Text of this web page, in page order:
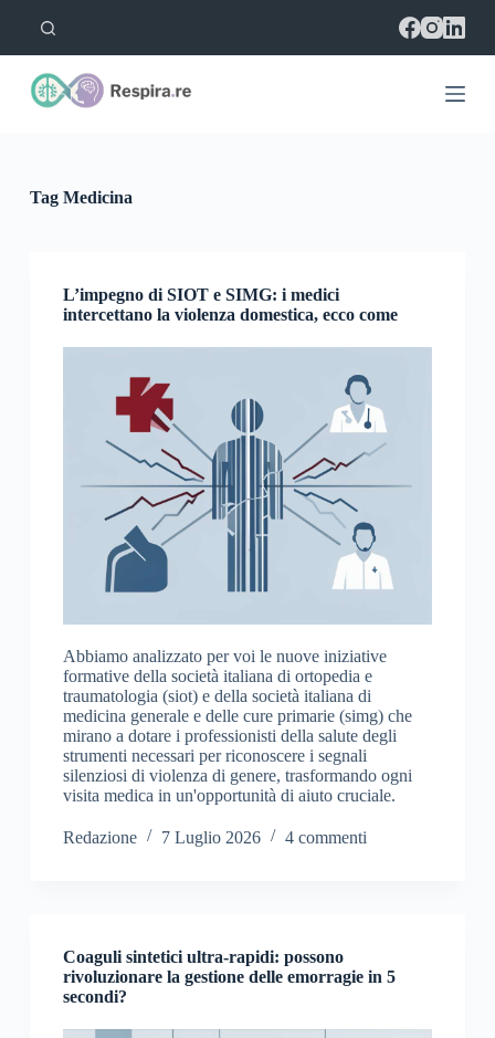
l
nTagMedicina
L’impegno di SIOT e SIMG: i medici
intercettano la violenza domestica, ecco come
Abbiamo analizzato per voi le nuove iniziative
formative della società italiana di ortopedia e
traumatologia (siot) e della società italiana di
medicina generale e delle cure primarie (simg) che
mirano a dotare i professionisti della salute degli
strumenti necessari per riconoscere i segnali
silenziosi di violenza di genere, trasformando ogni
visita medica in un'opportunità di aiuto cruciale.
Redazione 7 Luglio 2026 4 commenti
Coaguli sintetici ultra-rapidi: possono
rivoluzionare la gestione delle emorragie in 5
secondi?